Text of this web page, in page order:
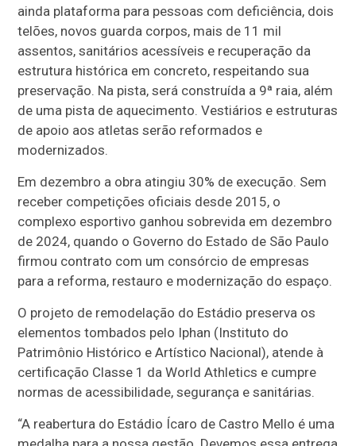
ainda plataforma para pessoas com deficiência, dois
telões, novos guarda corpos, mais de 11 mil
assentos, sanitários acessíveis e recuperação da
estrutura histórica em concreto, respeitando sua
preservação. Na pista, será construída a 9ª raia, além
de uma pista de aquecimento. Vestiários e estruturas
de apoio aos atletas serão reformados e
modernizados.
Em dezembro a obra atingiu 30% de execução. Sem
receber competições oficiais desde 2015, o
complexo esportivo ganhou sobrevida em dezembro
de 2024, quando o Governo do Estado de São Paulo
firmou contrato com um consórcio de empresas
para a reforma, restauro e modernização do espaço.
O projeto de remodelação do Estádio preserva os
elementos tombados pelo Iphan (Instituto do
Patrimônio Histórico e Artístico Nacional), atende à
certificação Classe 1 da World Athletics e cumpre
normas de acessibilidade, segurança e sanitárias.
“A reabertura do Estádio Ícaro de Castro Mello é uma